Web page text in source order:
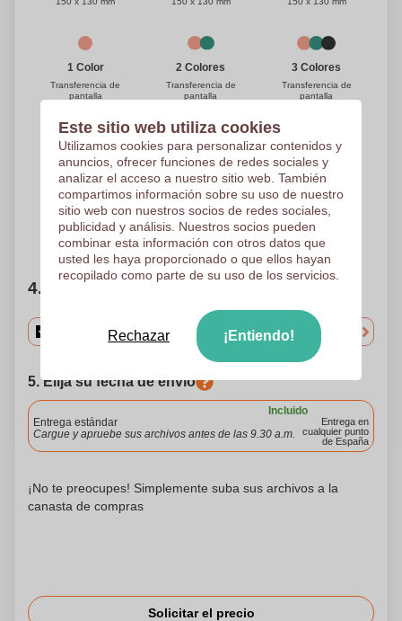
1 Color
Transferencia de
pantalla
2 Colores
Transferencia de
pantalla
3 Colores
Transferencia de
pantalla
4 Colores
Transferencia de
pantalla
150 x 130 mm
5 Colores
Transferencia de
pantalla
150 x 130 mm
¿Necesitas ayuda? Ayúdame a elegir
4. Elige tu cantidad
5. Elija su fecha de envío
Incluido
Entrega estándar
Cargue y apruebe sus archivos antes de las 9.30 a.m.
Entrega en
cualquier punto
de España
¡No te preocupes! Simplemente suba sus archivos a la
canasta de compras
Solicitar el precio
Este sitio web utiliza cookies
Utilizamos cookies para personalizar contenidos y
anuncios, ofrecer funciones de redes sociales y
analizar el acceso a nuestro sitio web. También
compartimos información sobre su uso de nuestro
sitio web con nuestros socios de redes sociales,
publicidad y análisis. Nuestros socios pueden
combinar esta información con otros datos que
usted les haya proporcionado o que ellos hayan
recopilado como parte de su uso de los servicios.
Rechazar ¡Entiendo!